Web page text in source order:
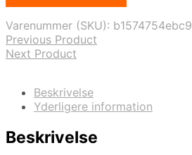
Varenummer (SKU): b1574754ebc9
Previous Product
Next Product
Beskrivelse
Yderligere information
Beskrivelse